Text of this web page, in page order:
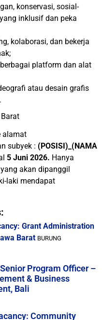
konservasi, sosial-
inklusif dan peka
kolaborasi, dan bekerja
platform dan alat
atau desain grafis
alamat
subyek : (POSISI)_(NAMA
5 Juni 2026. Hanya
akan dipanggil
laki mendapat
Grant Administration
Barat BURUNG
Program Officer –
& Business
Bali
Community